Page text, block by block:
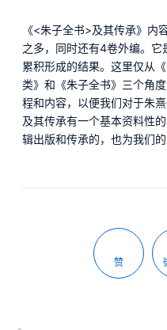
《<朱子全书>及其传承》内
之多，同时还有4卷外编。
累积形成的结果。这里仅从
类》和《朱子全书》三个角
程和内容，以便我们对于朱
及其传承有一个基本资料性
辑出版和传承的，也为我们
赞